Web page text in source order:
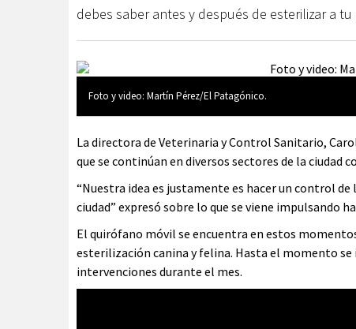
debes saber antes y después de esterilizar a tu
Foto y video: Martín Pérez/El Patagónico.
La directora de Veterinaria y Control Sanitario,
que se continúan en diversos sectores de la
“Nuestra idea es justamente es hacer un control
ciudad” expresó sobre lo que se viene impulsando
El quirófano móvil se encuentra en estos
esterilización canina y felina. Hasta el momento
intervenciones durante el mes.